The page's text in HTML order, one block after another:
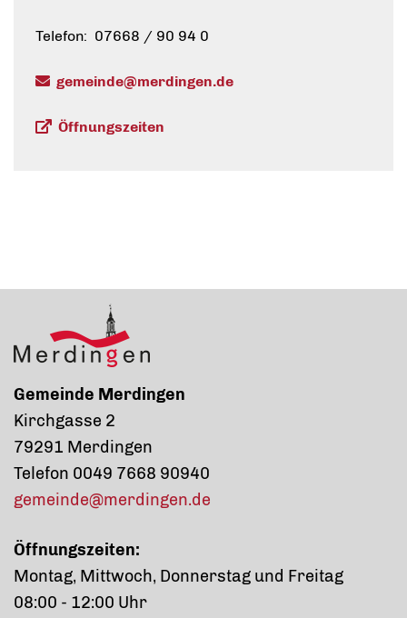
Telefon: 07668 / 90 94 0
gemeinde@merdingen.de
Öffnungszeiten
Gemeinde Merdingen
Kirchgasse 2
79291 Merdingen
Telefon 0049 7668 90940
gemeinde@merdingen.de
Öffnungszeiten:
Montag, Mittwoch, Donnerstag und Freitag
08:00 - 12:00 Uhr